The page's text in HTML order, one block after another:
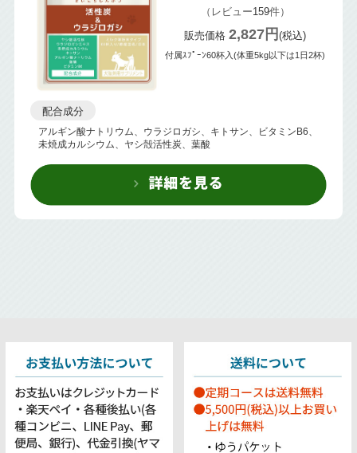
（レビュー159件）
販売価格2,827円(税込)
付属ｽﾌﾟｰﾝ60杯入(体重5kg以下は1日2杯)
配合成分
アルギン酸ナトリウム、ウラジロガシ、キトサン、ビタミンB6、
未焼成カルシウム、ヤシ殻活性炭、葉酸